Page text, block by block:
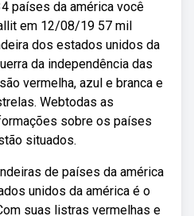
países da américa você
em 12/08/19 57 mil
dos estados unidos da
da independência das
vermelha, azul e branca e
Webtodas as
sobre os países
situados.
de países da américa
unidos da américa é o
suas listras vermelhas e